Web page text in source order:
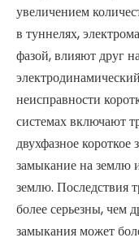
увеличением
в туннелях,
фазой, влияют друг
неисправности
системах включают
двухфазное короткое
замыкание на землю
землю. Последствия
более серьезны, чем
замыкания может